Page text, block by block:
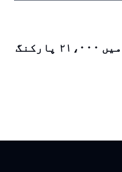
دبئی میں سالک نظام میں ۲۱،۰۰۰ پارکنگ